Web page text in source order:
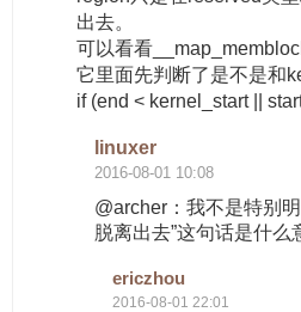
出去。
可以看看
它里面先判断了是不是和
if (end < kernel_start ||
linuxer
2016-08-01 10:08
@archer：我不是特别
脱离出去”这句话是什
ericzhou
2016-08-01 22:01